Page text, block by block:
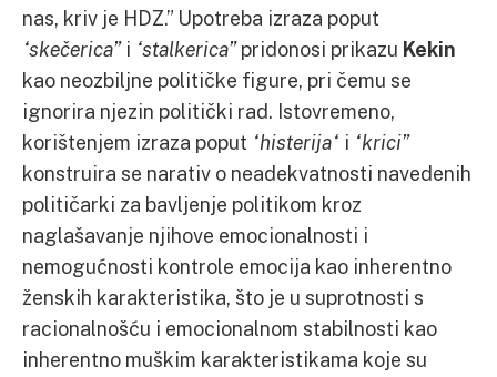
nas, kriv je HDZ.” Upotreba izraza poput
“skečerica”i “stalkerica”pridonosi prikazu Kekin
kao neozbiljne političke figure, pri čemu se
ignorira njezin politički rad. Istovremeno,
korištenjem izraza poput “histerija“ i “krici”
konstruira se narativ o neadekvatnosti navedenih
političarki za bavljenje politikom kroz
naglašavanje njihove emocionalnosti i
nemogućnosti kontrole emocija kao inherentno
ženskih karakteristika, što je u suprotnosti s
racionalnošću i emocionalnom stabilnosti kao
inherentno muškim karakteristikama koje su